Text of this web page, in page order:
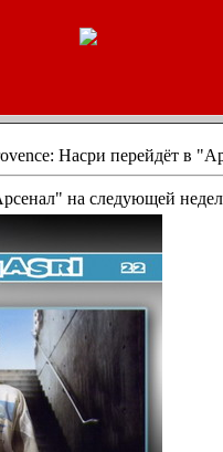
Насри перейдёт в
на следующей